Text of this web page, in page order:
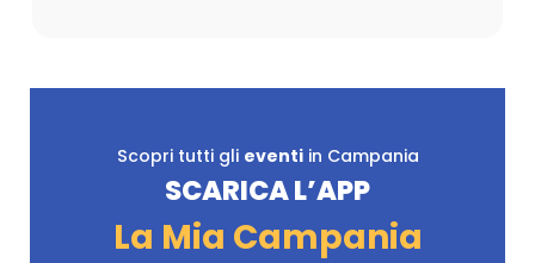
Scopri tutti gli eventiin Campania
SCARICA L’APP
La Mia Campania